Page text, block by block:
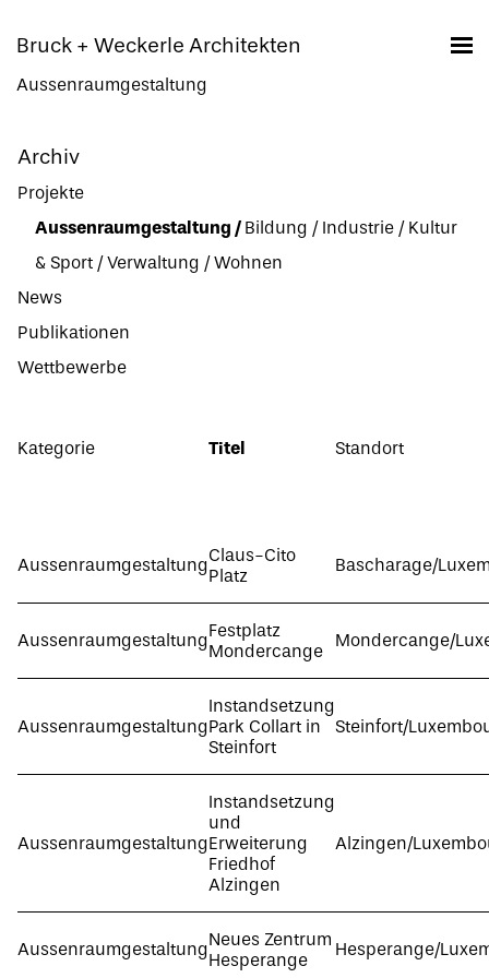
Bruck + Weckerle Architekten
Aussenraumgestaltung
Archiv
Projekte
Aussenraumgestaltung / Bildung / Industrie / Kultur
& Sport / Verwaltung / Wohnen
News
Publikationen
Wettbewerbe
Kategorie Titel Standort
AussenraumgestaltungClaus-Cito
Platz
Bascharage/
AussenraumgestaltungFestplatz
Mondercange
Mondercange/
Aussenraumgestaltung
Instandsetzung
Park Collart in
Steinfort
Steinfort/
Aussenraumgestaltung
Instandsetzung
und
Erweiterung
Friedhof
Alzingen
Alzingen/
AussenraumgestaltungNeues Zentrum
Hesperange
Hesperange/